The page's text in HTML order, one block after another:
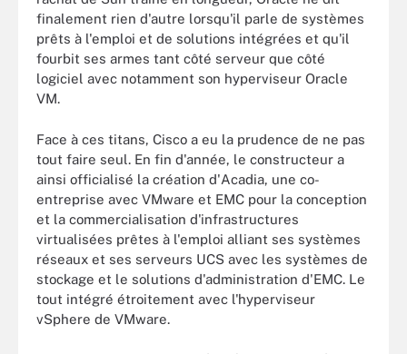
finalement rien d'autre lorsqu'il parle de systèmes
prêts à l'emploi et de solutions intégrées et qu'il
fourbit ses armes tant côté serveur que côté
logiciel avec notamment son hyperviseur Oracle
VM.
Face à ces titans, Cisco a eu la prudence de ne pas
tout faire seul. En fin d'année, le constructeur a
ainsi officialisé la création d'Acadia, une co-
entreprise avec VMware et EMC pour la conception
et la commercialisation d'infrastructures
virtualisées prêtes à l'emploi alliant ses systèmes
réseaux et ses serveurs UCS avec les systèmes de
stockage et le solutions d'administration d'EMC. Le
tout intégré étroitement avec l'hyperviseur
vSphere de VMware.